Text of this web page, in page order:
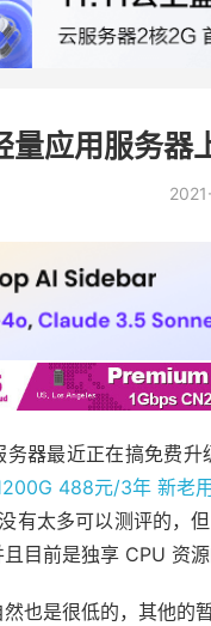
量应用服务器
务器最近正在搞免费
488元/3年 新老
有太多可以测评的，
目前是独享 CPU 资
也是很低的，其他的